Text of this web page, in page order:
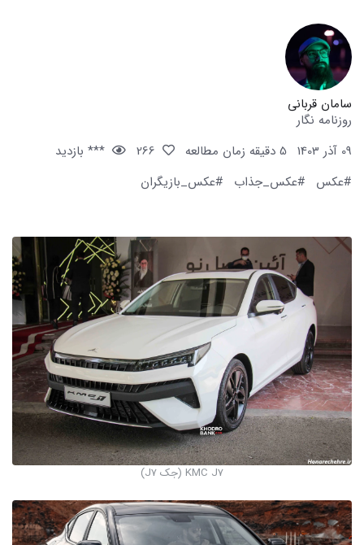
سامان قربانی
روزنامه نگار
09 آذر 1403
5 دقیقه زمان مطالعه
*** بازدید
#عکس
#عکس_جذاب #عکس_بازیگران
KMC J7 (جک J7)